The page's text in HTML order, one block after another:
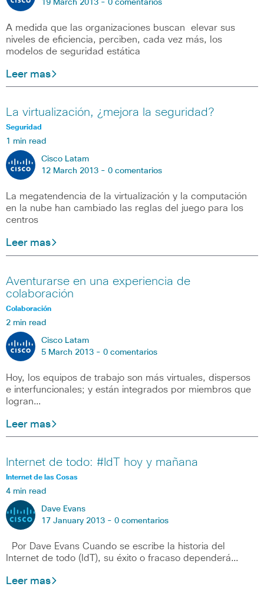
19 March 2013 - 0 comentarios
A medida que las organizaciones buscan elevar sus
niveles de eficiencia, perciben, cada vez más, los
modelos de seguridad estática
Leer mas
La virtualización, ¿mejora la seguridad?
Seguridad
1 min read
Cisco Latam
12 March 2013 - 0 comentarios
La megatendencia de la virtualización y la computación
en la nube han cambiado las reglas del juego para los
centros
Leer mas
Aventurarse en una experiencia de
colaboración
Colaboración
2 min read
Cisco Latam
5 March 2013 - 0 comentarios
Hoy, los equipos de trabajo son más virtuales, dispersos
e interfuncionales; y están integrados por miembros que
logran…
Leer mas
Internet de todo: #IdT hoy y mañana
Internet de las Cosas
4 min read
Dave Evans
17 January 2013 - 0 comentarios
Por Dave Evans Cuando se escribe la historia del
Internet de todo (IdT), su éxito o fracaso dependerá…
Leer mas